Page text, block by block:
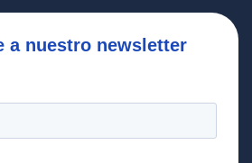
a nuestro newsletter